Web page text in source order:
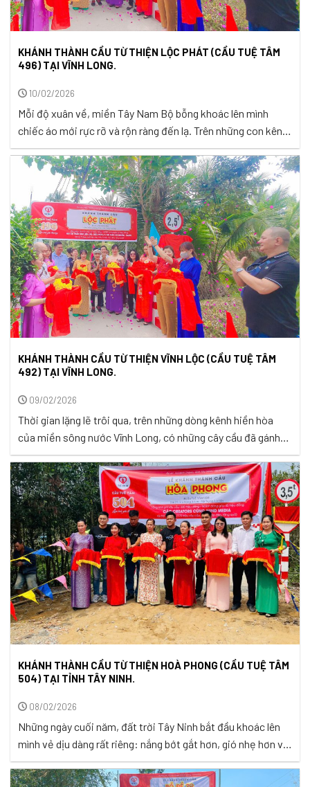
KHÁNH THÀNH CẦU TỪ THIỆN LỘC PHÁT (CẦU TUỆ TÂM
496) TẠI VĨNH LONG.
10/02/2026
Mỗi độ xuân về, miền Tây Nam Bộ bỗng khoác lên mình
chiếc áo mới rực rỡ và rộn ràng đến lạ. Trên những con kênh
uốn lượn, ghe xuồng chở đầy hoa mai, hoa cúc, dưa hấu…
nối nhau xuôi ngược, tạo nên bức tranh sông nước vừa sống
động vừa thơ mộng. Trong ...
KHÁNH THÀNH CẦU TỪ THIỆN VĨNH LỘC (CẦU TUỆ TÂM
492) TẠI VĨNH LONG.
09/02/2026
Thời gian lặng lẽ trôi qua, trên những dòng kênh hiền hòa
của miền sông nước Vĩnh Long, có những cây cầu đã gánh
trên mình không chỉ bước chân mưu sinh, mà còn cả nỗi
nhọc nhằn của bao phận người. Tiếp xúc hàng ngày với
những cây cầu gánh nặng lo toan ấy, ...
KHÁNH THÀNH CẦU TỪ THIỆN HOÀ PHONG (CẦU TUỆ TÂM
504) TẠI TỈNH TÂY NINH.
08/02/2026
Những ngày cuối năm, đất trời Tây Ninh bắt đầu khoác lên
mình vẻ dịu dàng rất riêng: nắng bớt gắt hơn, gió nhẹ hơn và
lòng người cũng rộn ràng hơn theo từng ngày Tết đang đến
gần. Thời điểm này, bà con ấp Mỏ Vẹt, xã Bình Thành , tỉnh